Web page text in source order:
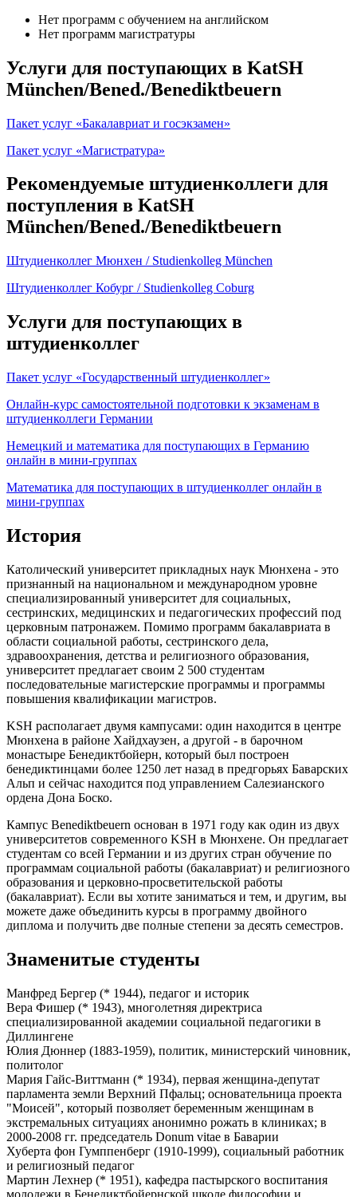
Нет программ с обучением на английском
Нет программ магистратуры
Услуги для поступающих в KatSH
München/Bened./Benediktbeuern
Пакет услуг «Бакалавриат и госэкзамен»
Пакет услуг «Магистратура»
Рекомендуемые штудиенколлеги для
поступления в KatSH
München/Bened./Benediktbeuern
Штудиенколлег Мюнхен / Studienkolleg München
Штудиенколлег Кобург / Studienkolleg Coburg
Услуги для поступающих в
штудиенколлег
Пакет услуг «Государственный штудиенколлег»
Онлайн-курс самостоятельной подготовки к экзаменам в
штудиенколлеги Германии
Немецкий и математика для поступающих в Германию
онлайн в мини-группах
Математика для поступающих в штудиенколлег онлайн в
мини-группах
История
Католический университет прикладных наук Мюнхена - это
признанный на национальном и международном уровне
специализированный университет для социальных,
сестринских, медицинских и педагогических профессий под
церковным патронажем. Помимо программ бакалавриата в
области социальной работы, сестринского дела,
здравоохранения, детства и религиозного образования,
университет предлагает своим 2 500 студентам
последовательные магистерские программы и программы
повышения квалификации магистров.
KSH располагает двумя кампусами: один находится в центре
Мюнхена в районе Хайдхаузен, а другой - в барочном
монастыре Бенедиктбойерн, который был построен
бенедиктинцами более 1250 лет назад в предгорьях Баварских
Альп и сейчас находится под управлением Салезианского
ордена Дона Боско.
Кампус Benediktbeuern основан в 1971 году как один из двух
университетов современного KSH в Мюнхене. Он предлагает
студентам со всей Германии и из других стран обучение по
программам социальной работы (бакалавриат) и религиозного
образования и церковно-просветительской работы
(бакалавриат). Если вы хотите заниматься и тем, и другим, вы
можете даже объединить курсы в программу двойного
диплома и получить две полные степени за десять семестров.
Знаменитые студенты
Манфред Бергер (* 1944), педагог и историк
Вера Фишер (* 1943), многолетняя директриса
специализированной академии социальной педагогики в
Диллингене
Юлия Дюннер (1883-1959), политик, министерский чиновник,
политолог
Мария Гайс-Виттманн (* 1934), первая женщина-депутат
парламента земли Верхний Пфальц; основательница проекта
"Моисей", который позволяет беременным женщинам в
экстремальных ситуациях анонимно рожать в клиниках; в
2000-2008 гг. председатель Donum vitae в Баварии
Хуберта фон Гумппенберг (1910-1999), социальный работник
и религиозный педагог
Мартин Лехнер (* 1951), кафедра пастырского воспитания
молодежи в Бенедиктбойернской школе философии и